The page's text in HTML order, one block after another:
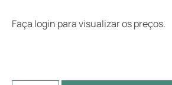
Faça login para visualizar os preços.